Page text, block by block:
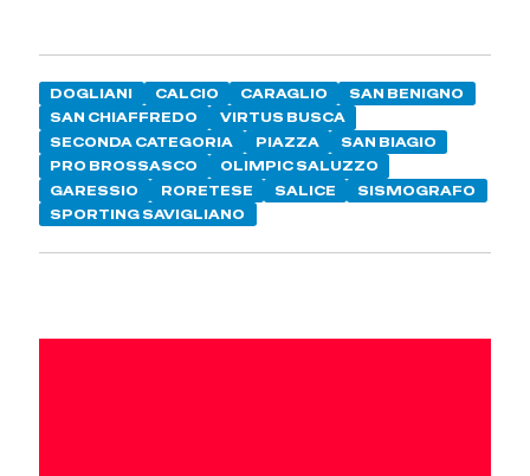
DOGLIANI CALCIO CARAGLIO
SAN BENIGNO
SAN CHIAFFREDO
VIRTUS BUSCA
SECONDA CATEGORIA
PIAZZA
SAN BIAGIO
PRO BROSSASCO
OLIMPIC SALUZZO
GARESSIO
RORETESE SALICE
SISMOGRAFO
SPORTING SAVIGLIANO